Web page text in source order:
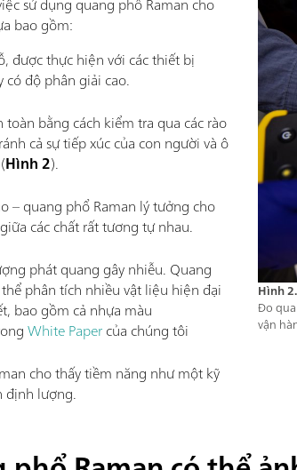
Hình 2.
Đo
vận
bao gồm:
được thực hiện với các thiết bị
có độ phân giải cao.
bằng cách kiểm tra qua các rào
cả sự tiếp xúc của con người và ô
Hình 2).
– quang phổ Raman lý tưởng cho
các chất rất tương tự nhau.
phát quang gây nhiễu. Quang
phân tích nhiều vật liệu hiện đại
bao gồm cả nhựa màu
White Papercủa chúng tôi
cho thấy tiềm năng như một kỹ
định lượng.